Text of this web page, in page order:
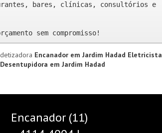
bares, clínicas, consultórios e
sem compromisso!
Encanador em Jardim Hadad Eletricista
Desentupidora em Jardim Hadad
Encanador (11)